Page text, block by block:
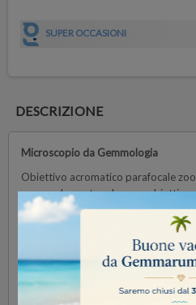
SUPER OCCASIONI
DESCRIZIONE
Microscopio da Gemmologia
Obiettivo acromatico parafocale
manopole poste sul corpo obiettivo
Oculari 10x a grande campo visivo
variabili in continuità
distanza di lavoro:100 mm.
Stativoa colonna regolabile